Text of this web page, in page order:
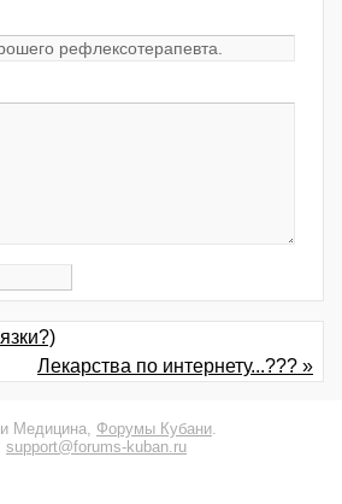
Лекарства по интернету...??? »
Медицина, Форумы Кубани.
support@forums-kuban.ru